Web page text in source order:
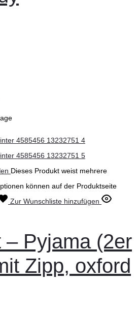
Dieses Produkt weist mehrere
können auf der Produktseite
Zur Wunschliste hinzufügen
– Pyjama (2er
Zipp, oxford